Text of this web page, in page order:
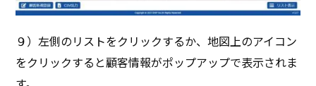
９）左側のリストをクリックするか、地図上のアイコン
をクリックすると顧客情報がポップアップで表示されま